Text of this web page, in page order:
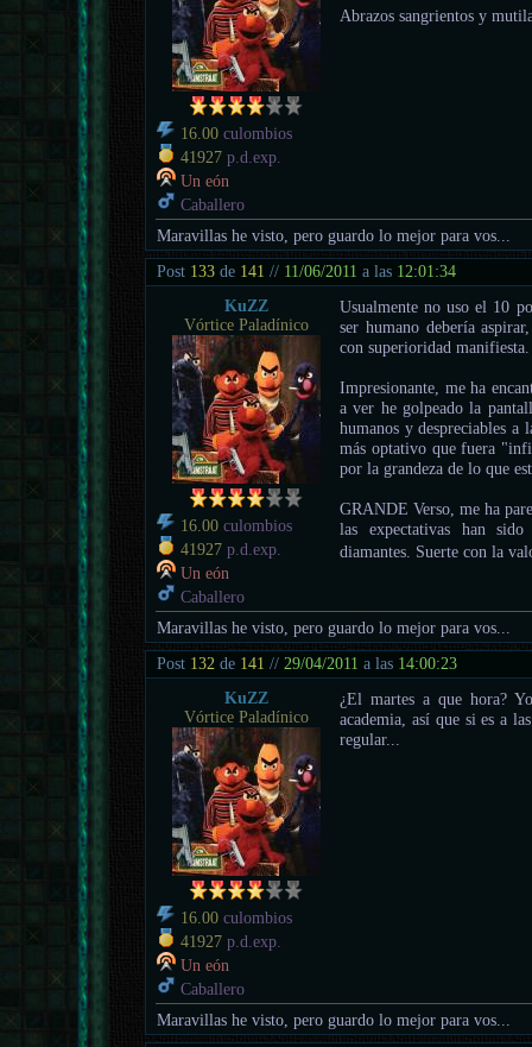
16.00 culombios
41927 p.d.exp.
Un eón
Caballero
Abrazos sangrientos y
Maravillas he visto, pero guardo lo mejor para vos...
Post 133 de 141 // 11/06/2011 a las 12:01:34
KuZZ
Vórtice Paladínico
16.00 culombios
41927 p.d.exp.
Un eón
Caballero
Usualmente no uso el 10
ser humano debería
con superioridad manifiesta.
Impresionante, me ha
a ver he golpeado la
humanos y despreciables
más optativo que fuera
por la grandeza de lo que
GRANDE Verso, me ha
las expectativas han
diamantes. Suerte con la
Maravillas he visto, pero guardo lo mejor para vos...
Post 132 de 141 // 29/04/2011 a las 14:00:23
KuZZ
Vórtice Paladínico
16.00 culombios
41927 p.d.exp.
Un eón
Caballero
¿El martes a que hora?
academia, así que si es a
regular...
Maravillas he visto, pero guardo lo mejor para vos...